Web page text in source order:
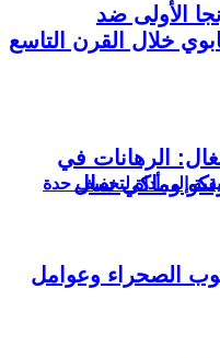
إلى أداة لتخفيف حدة
الأولى ضد
خلال القرن التاسع
الرهانات في
وماكي سال
الصحراء وعوامل